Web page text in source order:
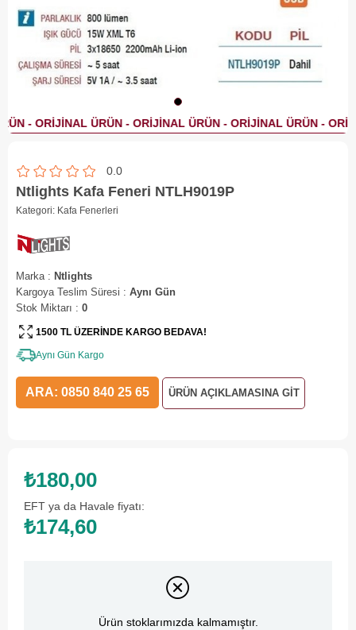
0.0
Ntlights Kafa Feneri NTLH9019P
Kategori: Kafa Fenerleri
Marka : Ntlights
Kargoya Teslim Süresi : Aynı Gün
Stok Miktarı : 0
1500 TL ÜZERİNDE KARGO BEDAVA!
Aynı Gün Kargo
ARA: 0850 840 25 65 ÜRÜN AÇIKLAMASINA GİT
₺180,00
EFT ya da Havale fiyatı:
₺174,60
Ürün stoklarımızda kalmamıştır.